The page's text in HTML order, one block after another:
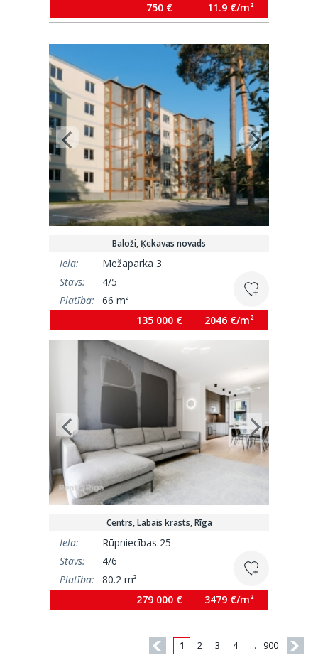
750 €
11.9 €/m²
Baloži, Ķekavas novads
Iela:
Mežaparka 3
Stāvs:
4/5
Platība:
66 m²
135 000 €
2046 €/m²
Centrs, Labais krasts, Rīga
Iela:
Rūpniecības 25
Stāvs:
4/6
Platība:
80.2 m²
279 000 €
3479 €/m²
1 2 3 4 … 900